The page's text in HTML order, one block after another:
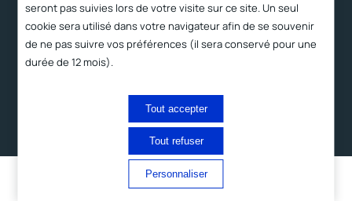
Technologies
Produits
Mentions
légales
Français
seront pas suivies lors de votre visite sur ce site. Un seul
cookie sera utilisé dans votre navigateur afin de se souvenir
de ne pas suivre vos préférences (il sera conservé pour une
durée de 12 mois).
Tout accepter
Tout refuser
Personnaliser